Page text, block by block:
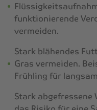
funktionierende
vermeiden.
Stark blähendes
Gras vermeiden.
Frühling für
Stark abgefressene